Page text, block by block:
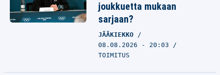
joukkuetta mukaan
sarjaan?
JÄÄKIEKKO
08.08.2026 - 20:03
TOIMITUS